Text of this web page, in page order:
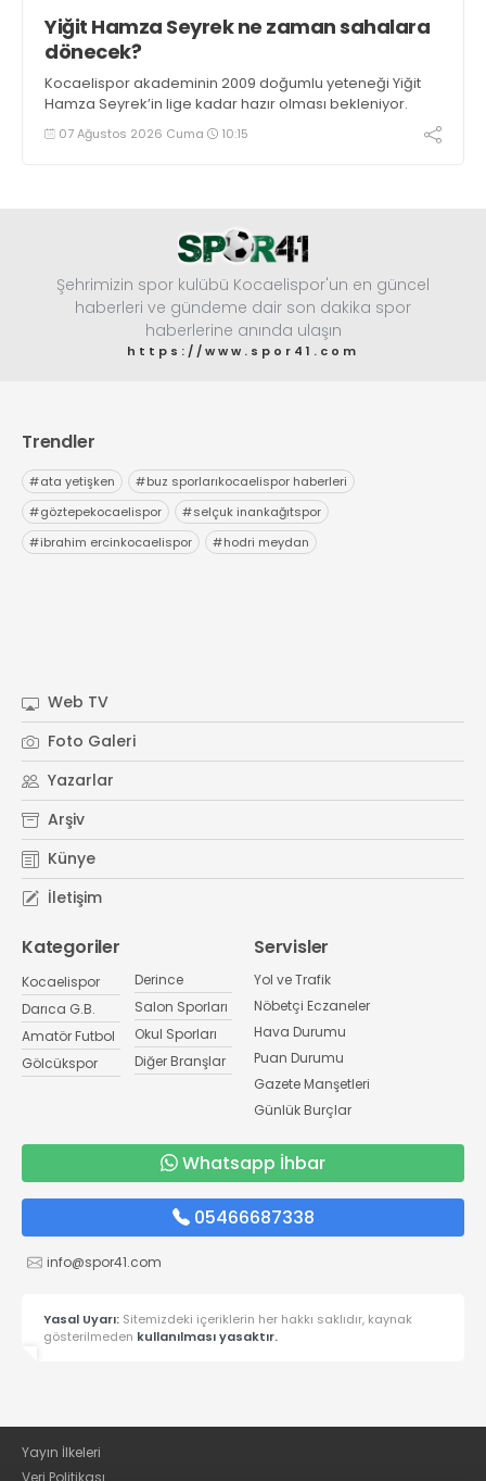
Yiğit Hamza Seyrek ne zaman sahalara
dönecek?
Kocaelispor akademinin 2009 doğumlu yeteneği Yiğit
Hamza Seyrek’in lige kadar hazır olması bekleniyor.
07 Ağustos 2026 Cuma 10:15
Şehrimizin spor kulübü Kocaelispor'un en güncel
haberleri ve gündeme dair son dakika spor
haberlerine anında ulaşın
https://www.spor41.com
Trendler
#ata yetişken #buz sporlarıkocaelispor haberleri
#göztepekocaelispor #selçuk inankağıtspor
#ibrahim ercinkocaelispor #hodri meydan
Web TV
Foto Galeri
Yazarlar
Arşiv
Künye
İletişim
Kategoriler
Kocaelispor
Darıca G.B.
Amatör Futbol
Gölcükspor
Derince
Salon Sporları
Okul Sporları
Diğer Branşlar
Servisler
Yol ve Trafik
Nöbetçi Eczaneler
Hava Durumu
Puan Durumu
Gazete Manşetleri
Günlük Burçlar
Whatsapp İhbar
05466687338
info@spor41.com
Yasal Uyarı: Sitemizdeki içeriklerin her hakkı saklıdır, kaynak
gösterilmeden kullanılması yasaktır.
Yayın İlkeleri